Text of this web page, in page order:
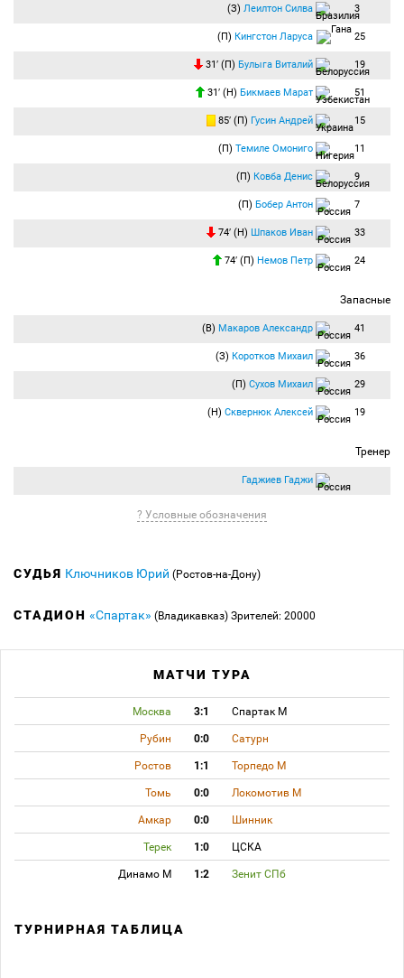
(З) Леилтон Силва 3
(П) Кингстон Ларуса 25
31′ (П) Булыга Виталий 19
31′ (Н) Бикмаев Марат 51
85′ (П) Гусин Андрей 15
(П) Темиле Омониго 11
(П) Ковба Денис 9
(П) Бобер Антон 7
74′ (Н) Шпаков Иван 33
74′ (П) Немов Петр 24
Запасные
(В) Макаров Александр 41
(З) Коротков Михаил 36
(П) Сухов Михаил 29
(Н) Сквернюк Алексей 19
Тренер
Гаджиев Гаджи
? Условные обозначения
СУДЬЯ Ключников Юрий (Ростов-на-Дону)
СТАДИОН «Спартак» (Владикавказ) Зрителей: 20000
МАТЧИ ТУРА
Москва 3:1 Спартак М
Рубин 0:0 Сатурн
Ростов 1:1 Торпедо М
Томь 0:0 Локомотив М
Амкар 0:0 Шинник
Терек 1:0 ЦСКА
Динамо М 1:2 Зенит СПб
ТУРНИРНАЯ ТАБЛИЦА